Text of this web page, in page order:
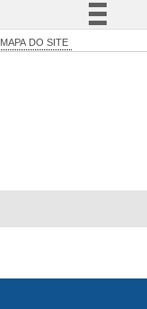
Simplifique!
MAPA DO SITE